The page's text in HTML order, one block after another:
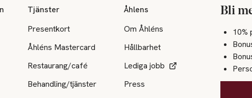
Tjänster
Presentkort
Åhléns Mastercard
Restaurang/café
Behandling/tjänster
Åhlens
Om Åhléns
Hållbarhet
Lediga jobb
Press
Bli
10%